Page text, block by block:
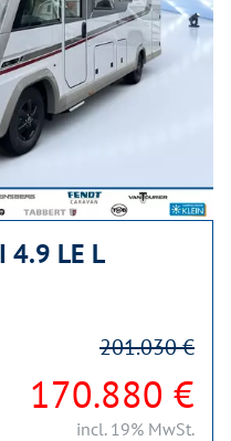
4.9 LE L
170.880 €
201.030 €
incl. 19% MwSt.